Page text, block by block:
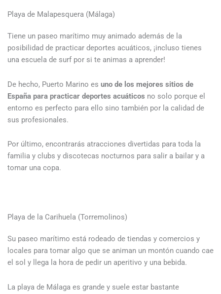
Playa de Malapesquera (Málaga)
Tiene un paseo marítimo muy animado además de la
posibilidad de practicar deportes acuáticos, ¡incluso tienes
una escuela de surf por si te animas a aprender!
De hecho, Puerto Marino es uno de los mejores sitios de
España para practicar deportes acuáticos no solo porque el
entorno es perfecto para ello sino también por la calidad de
sus profesionales.
Por último, encontrarás atracciones divertidas para toda la
familia y clubs y discotecas nocturnos para salir a bailar y a
tomar una copa.
Playa de la Carihuela (Torremolinos)
Su paseo marítimo está rodeado de tiendas y comercios y
locales para tomar algo que se animan un montón cuando cae
el sol y llega la hora de pedir un aperitivo y una bebida.
La playa de Málaga es grande y suele estar bastante